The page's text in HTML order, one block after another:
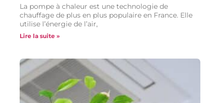
La pompe à chaleur est une technologie de
chauffage de plus en plus populaire en France. Elle
utilise l’énergie de l’air,
Lire la suite »